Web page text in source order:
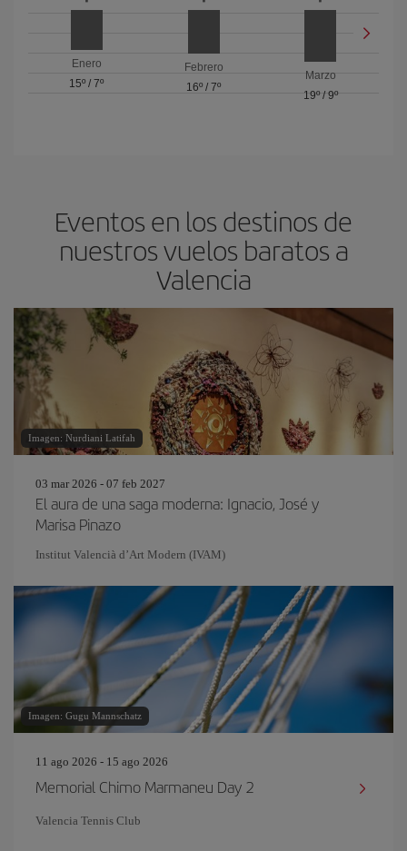
Enero
15º /7º
Febrero
16º / 7º
Marzo
19º/ 9º
Eventos en los destinos de
nuestros vuelos baratos a
Valencia
Imagen: Nurdiani Latifah
03 mar 2026 - 07 feb 2027
El aura de una saga moderna: Ignacio, José y
Marisa Pinazo
Institut Valencià d’Art Modern (IVAM)
Imagen: Gugu Mannschatz
11 ago 2026 - 15 ago 2026
Memorial Chimo Marmaneu Day 2
Valencia Tennis Club